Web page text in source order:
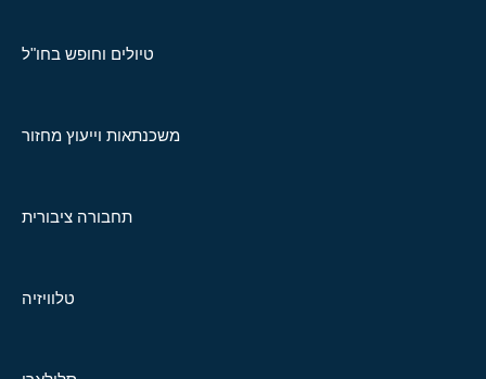
טיולים וחופש בחו"ל
משכנתאות וייעוץ מחזור
תחבורה ציבורית
טלוויזיה